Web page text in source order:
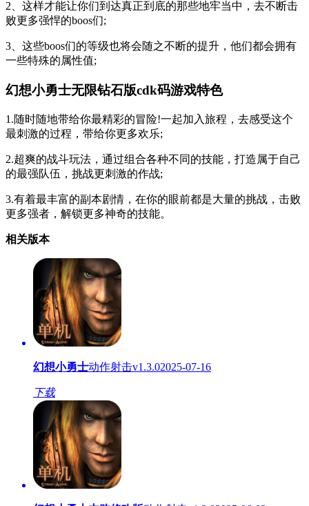
2、这样才能让你们到达真正到底的那些地牢当中，去不断击
败更多强悍的boos们;
3、这些boos们的等级也将会随之不断的提升，他们都会拥有
一些特殊的属性值;
幻想小勇士无限钻石版cdk码游戏特色
1.随时随地带给你最精彩的冒险!一起加入旅程，去感受这个
最刺激的过程，带给你更多欢乐;
2.超爽的战斗玩法，通过组合各种不同的技能，打造属于自己
的最强队伍，挑战更刺激的作战;
3.有着最丰富的副本剧情，在你的眼前都是大量的挑战，击败
更多强者，解锁更多神奇的技能。
相关版本
幻想小勇士动作射击v1.3.02025-07-16
下载